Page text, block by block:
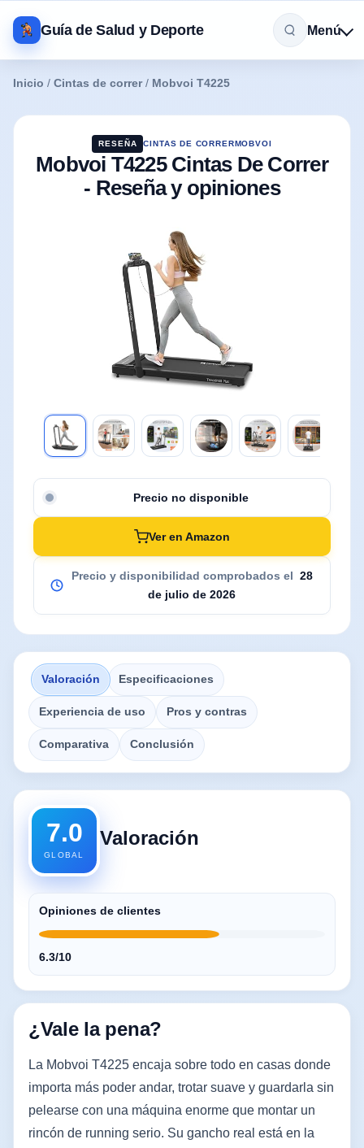
Guía de Salud y Deporte Menú
Inicio / Cintas de correr/ Mobvoi T4225
RESEÑA CINTAS DE CORRERMOBVOI
Mobvoi T4225 Cintas De Correr
- Reseña y opiniones
Precio no disponible
Ver en Amazon
Precio y disponibilidad comprobados el 28
de julio de 2026
Valoración Especificaciones
Experiencia de uso Pros y contras
Comparativa Conclusión
7.0
GLOBAL
Valoración
Opiniones de clientes
6.3/10
¿Vale la pena?
La Mobvoi T4225 encaja sobre todo en casas donde
importa más poder andar, trotar suave y guardarla sin
pelearse con una máquina enorme que montar un
rincón de running serio. Su gancho real está en la